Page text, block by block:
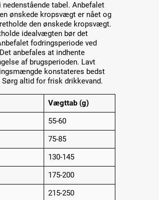
tabel. Anbefalet
ønskede kropsvægt er nået og
den ønskede kropsvægt.
idealvægten bør det
fodringsperiode ved
anbefales at indhente
af brugsperioden. Lavt
konstateres bedst
altid for frisk drikkevand.
Vægttab (g)
55-60
75-85
130-145
175-200
215-250